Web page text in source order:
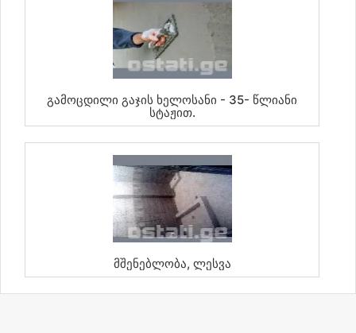
Გამოცდილი Გაჯის Ხელოსანი - 35- Წლიანი
Სტაჟით.
Მშენებლობა, Ლესვა